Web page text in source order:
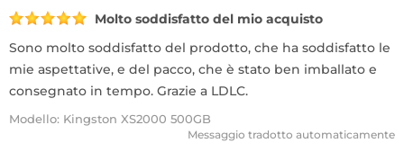
Molto soddisfatto del mio acquisto
Sono molto soddisfatto del prodotto, che ha soddisfatto le
mie aspettative, e del pacco, che è stato ben imballato e
consegnato in tempo. Grazie a LDLC.
Modello: Kingston XS2000 500GB
Messaggio tradotto automaticamente